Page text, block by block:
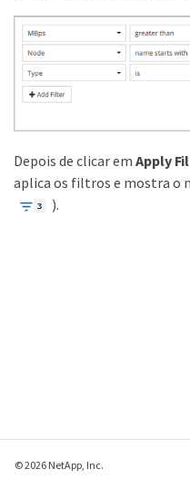
Depois de clicar em Apply
aplica os filtros e mostra o
).
© 2026 NetApp, Inc.